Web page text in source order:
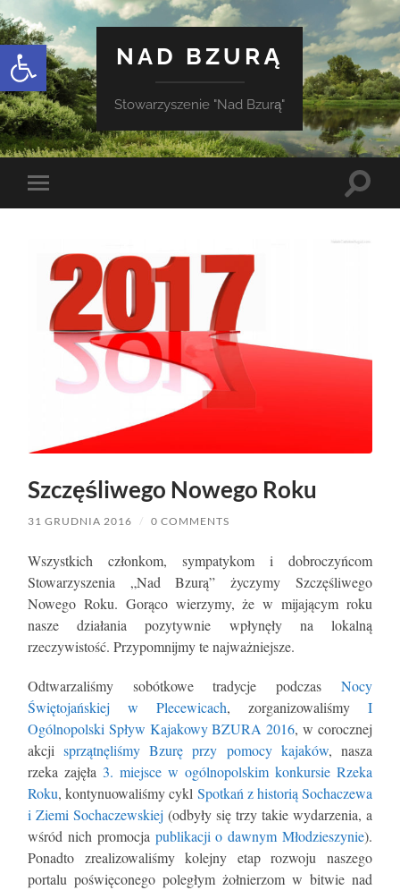
Otwórz pasek narzędzi
NAD BZURĄ
Stowarzyszenie "Nad Bzurą"
Toggle
mobile
Toggle
Szczęśliwego Nowego Roku
31 GRUDNIA 2016 / 0 COMMENTS
Wszystkich członkom, sympatykom i dobroczyńcom
Stowarzyszenia „Nad Bzurą” życzymy Szczęśliwego
Nowego Roku. Gorąco wierzymy, że w mijającym roku
nasze działania pozytywnie wpłynęły na lokalną
rzeczywistość. Przypomnijmy te najważniejsze.
Odtwarzaliśmy sobótkowe tradycje podczas Nocy
Świętojańskiej w Plecewicach, zorganizowaliśmy I
Ogólnopolski Spływ Kajakowy BZURA 2016, w corocznej
akcjisprzątnęliśmy Bzurę przy pomocy kajaków, nasza
rzeka zajęła 3. miejsce w ogólnopolskim konkursie Rzeka
Roku, kontynuowaliśmy cykl Spotkań z historią Sochaczewa
i Ziemi Sochaczewskiej (odbyły się trzy takie wydarzenia, a
wśród nich promocja publikacji o dawnym Młodzieszynie).
Ponadto zrealizowaliśmy kolejny etap rozwoju naszego
portalu poświęconego poległym żołnierzom w bitwie nad